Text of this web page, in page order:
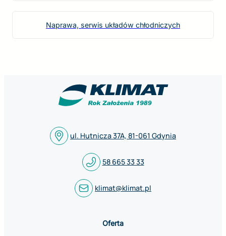
Naprawa, serwis układów chłodniczych
ul. Hutnicza 37A, 81-061 Gdynia
58 665 33 33
klimat@klimat.pl
Oferta